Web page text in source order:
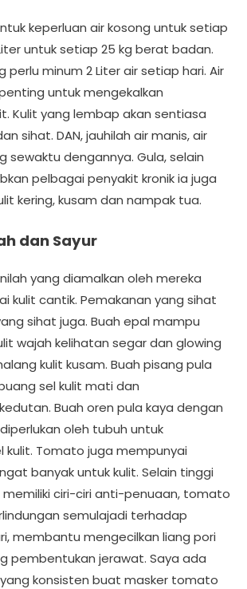
keperluan air kosong untuk setiap
untuk setiap 25 kg berat badan.
perlu minum 2 Liter air setiap hari. Air
untuk mengekalkan
Kulit yang lembap akan sentiasa
sihat. DAN, jauhilah air manis, air
sewaktu dengannya. Gula, selain
pelbagai penyakit kronik ia juga
kering, kusam dan nampak tua.
dan Sayur
yang diamalkan oleh mereka
kulit cantik. Pemakanan yang sihat
sihat juga. Buah epal mampu
wajah kelihatan segar dan glowing
kulit kusam. Buah pisang pula
sel kulit mati dan
Buah oren pula kaya dengan
oleh tubuh untuk
kulit. Tomato juga mempunyai
banyak untuk kulit. Selain tinggi
ciri-ciri anti-penuaan, tomato
semulajadi terhadap
membantu mengecilkan liang pori
pembentukan jerawat. Saya ada
konsisten buat masker tomato